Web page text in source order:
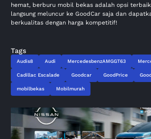
hemat, berburu mobil bekas adalah opsi
langsung meluncur keGoodCar saja dan
berkualitas dengan harga kompetitif!
Tags
Audis8 Audi MercedesbenzAMGGT63
Cadillac Escalade Goodcar GoodPrice
mobilbekas Mobilmurah